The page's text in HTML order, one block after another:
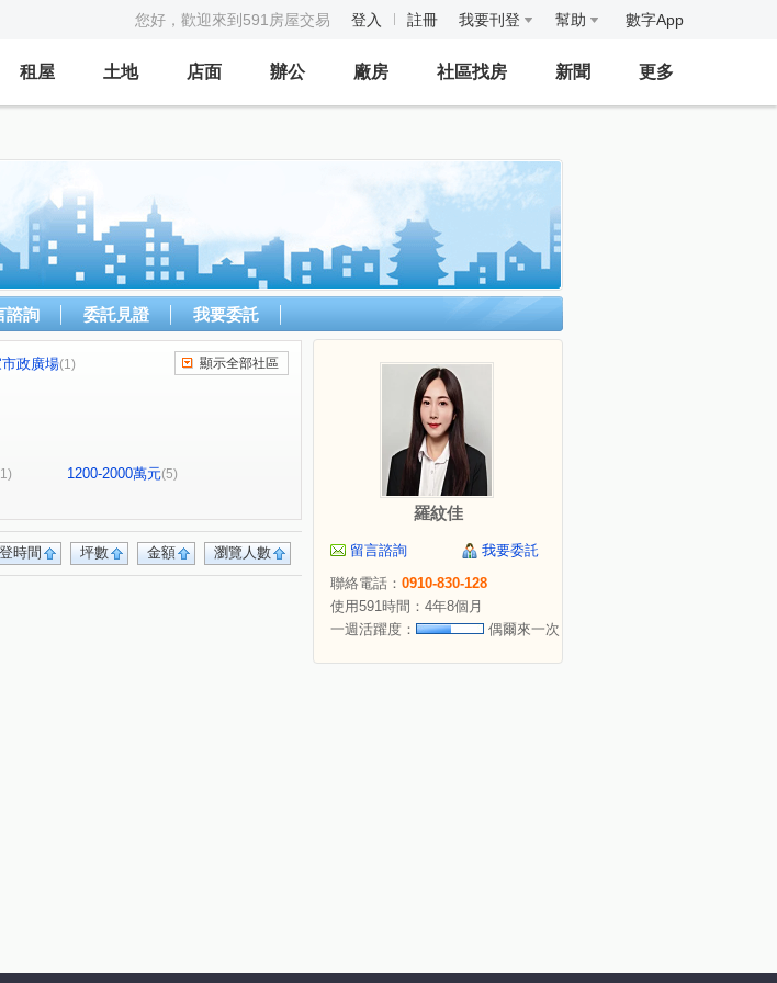
您好，歡迎來到591房屋交易 登入 註冊 我要刊登 幫助 數字App
租屋 土地 店面 辦公 廠房 社區找房 新聞 更多
諮詢 委託見證 我要委託
政廣場(1)
二路
墩十二街(1)
(1)
顯示全部社區
1200-2000萬元(5)
瀏覽人數
金額
坪數
時間
羅紋佳
留言諮詢
我要委託
聯絡電話： 0910-830-128
使用591時間：4年8個月
一週活躍度：
偶爾來一次